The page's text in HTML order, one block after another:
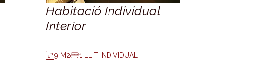
Habitació Individual
Interior
9 M2 1 LLIT INDIVIDUAL